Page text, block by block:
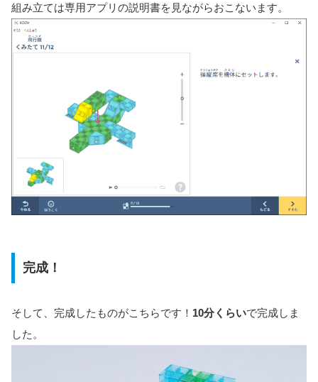
組み立ては専用アプリの説明書を見ながらおこないます。
完成！
そして、完成したものがこちらです！ 10分くらいで完成しま
した。